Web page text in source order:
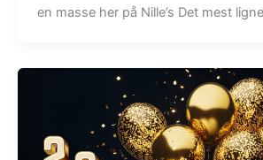
en masse her på Nille’s Det mest